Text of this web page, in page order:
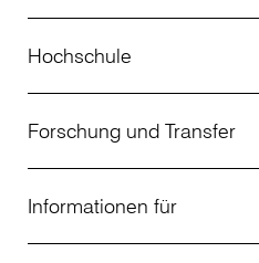
Studienangebot
Bewerbung
Studienberatung
Hochschule
Über uns
Aktuelles
Forschung und Transfer
Projekte
Informationen für